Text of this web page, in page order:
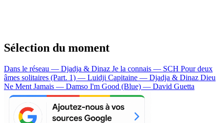
Sélection du moment
Dans le réseau — Djadja & Dinaz Je la connais — SCH Pour deux
âmes solitaires (Part. 1) — Luidji Capitaine — Djadja & Dinaz Dieu
Ne Ment Jamais — Damso I'm Good (Blue) — David Guetta